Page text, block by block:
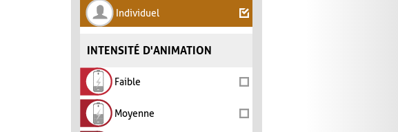
Individuel
INTENSITÉ D'ANIMATION
Faible
Moyenne